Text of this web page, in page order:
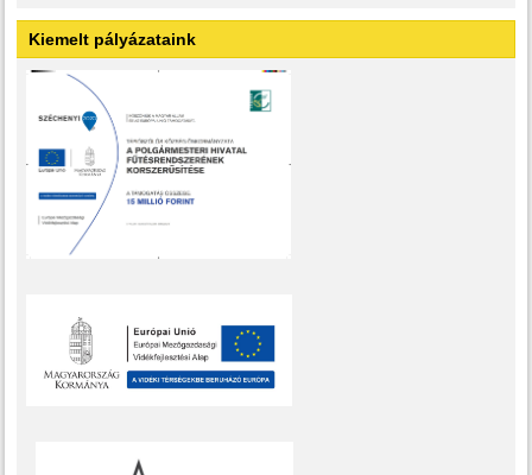
Kiemelt pályázataink